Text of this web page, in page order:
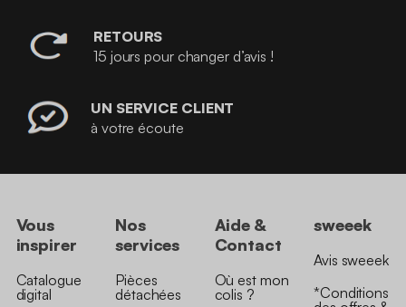
RETOURS
15 jours pour changer d’avis !
UN SERVICE CLIENT
à votre écoute
Vous
inspirer
Catalogue
digital
Nos
services
Pièces
détachées
Aide &
Contact
Où est mon
colis ?
sweeek
Avis sweeek
*Conditions